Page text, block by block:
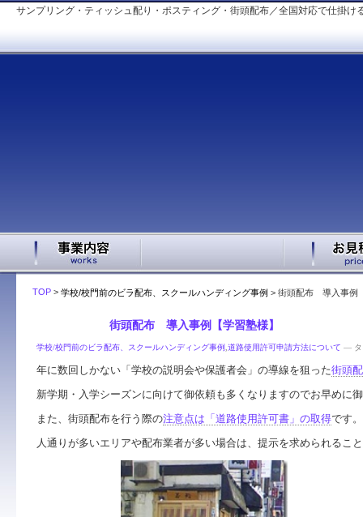
サンプリング・ティッシュ配り・ポスティング・街頭配布／全国対応で仕掛け
TOP > 学校/校門前のビラ配布、スクールハンディング事例 > 街頭配布 導入事例
街頭配布 導入事例【学習塾様】
学校/校門前のビラ配布、スクールハンディング事例 道路使用許可申請方法について —
年に数回しかない「 学校の説明会や保護者会」の導線を狙った街頭
新学期・入学シーズンに向けて御依頼も多くなりますのでお早めに
また、街頭配布を行う際の注意点は「道路使用許可書」の取得です。
人通りが多いエリアや配布業者が多い場合は、提示を求められるこ